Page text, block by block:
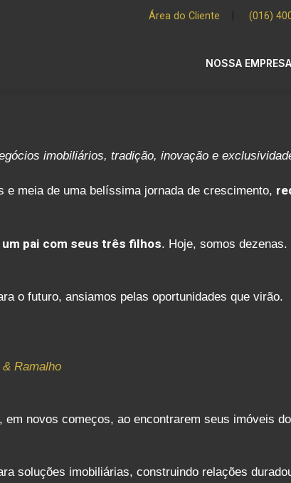
Área do Cliente (016)
NOSSA EMPRESA
imobiliários, tradição, inovação e
e meia de uma belíssima jornada de crescimento,
um pai com seus três filhos. Hoje, somos
o futuro, ansiamos pelas oportunidades que virão.
Ramalho
novos começos, ao encontrarem seus imóveis
soluções imobiliárias, construindo relações